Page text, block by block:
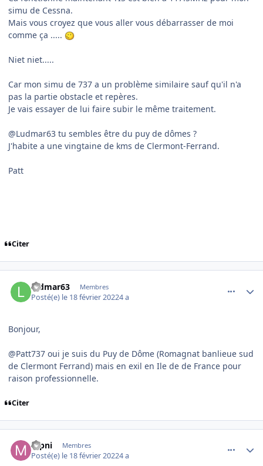
simu de Cessna.
Mais vous croyez que vous aller vous débarrasser de moi
comme ça .....
Niet niet.....
Car mon simu de 737 a un problème similaire sauf qu'il n'a
pas la partie obstacle et repères.
Je vais essayer de lui faire subir le même traitement.
@Ludmar63 tu sembles être du puy de dômes ?
J'habite a une vingtaine de kms de Clermont-Ferrand.
Patt
Citer
ludmar63 Membres
Posté(e) le 18 février 20224 a
Bonjour,
@Patt737 oui je suis du Puy de Dôme (Romagnat banlieue sud
de Clermont Ferrand) mais en exil en Ile de de France pour
raison professionnelle.
Citer
mpni Membres
Posté(e) le 18 février 20224 a